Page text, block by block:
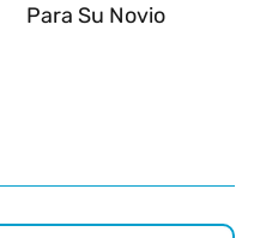
Para Su Novio